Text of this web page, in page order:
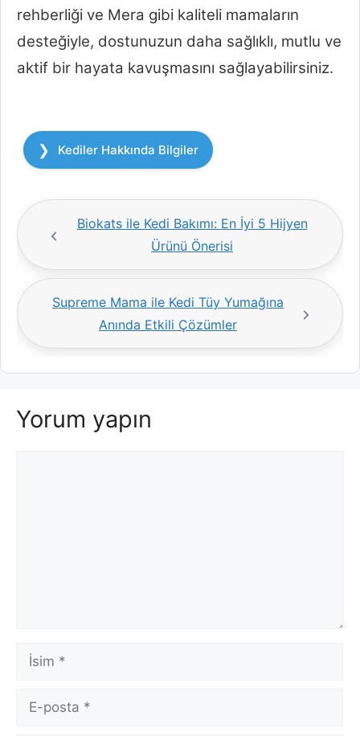
rehberliği ve Mera gibi kaliteli mamaların
desteğiyle, dostunuzun daha sağlıklı, mutlu ve
aktif bir hayata kavuşmasını sağlayabilirsiniz.
Kategoriler
Kediler Hakkında Bilgiler
Biokats ile Kedi Bakımı: En İyi 5 Hijyen
Ürünü Önerisi
Supreme Mama ile Kedi Tüy Yumağına
Anında Etkili Çözümler
Yorum yapın
İsim
posta